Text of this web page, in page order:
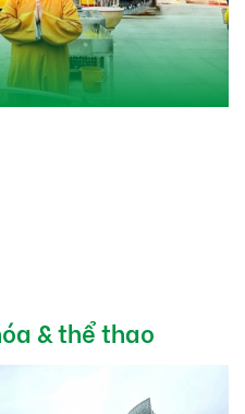
& thể thao